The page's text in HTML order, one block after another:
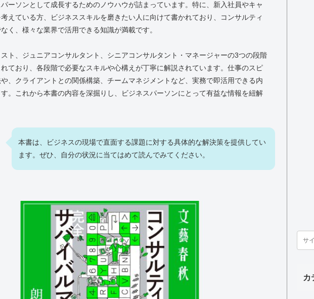
ーソンとして成長するためのノウハウが詰まっています。特に、新入社員やキャ
えている方、ビジネススキルを磨きたい人に向けて書かれており、コンサルティ
く、様々な業界で活用できる知識が満載です。
ト、ジュニアコンサルタント、シニアコンサルタント・マネージャーの3つの段階
ており、各段階で必要なスキルや心構えが丁寧に解説されています。仕事のスピ
、クライアントとの関係構築、チームマネジメントなど、実務で即活用できる内
。これから本書の内容を深掘りし、ビジネスパーソンにとって有益な情報を紐解
本書は、ビジネスの現場で直面する課題に対する具体的な解決策を提供してい
ます。ぜひ、自分の状況に当てはめて読んでみてください。
カ